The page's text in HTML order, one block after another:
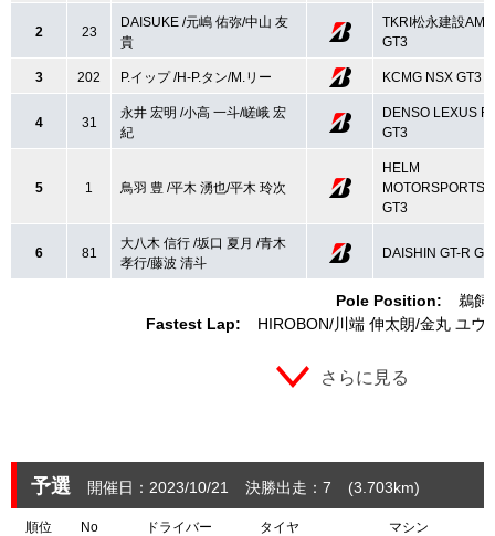
Pole Position:
鵜飼
Fastest Lap:
HIROBON 川端 伸太朗 金丸 ユウ
2 23
DAISUKE /元嶋 佑弥/中山 友
貴
TKRI松永建設AMG
GT3
3 202 P.イップ /H-P.タン/M.リー KCMG NSX GT3
4 31
永井 宏明 /小高 一斗/嵯峨 宏
紀
DENSO LEXUS
GT3
5 1 鳥羽 豊 /平木 湧也/平木 玲次
HELM
MOTORSPORTS
GT3
6 81
大八木 信行 /坂口 夏月 /青木
孝行/藤波 清斗
DAISHIN GT-R
さらに見る
予選 開催日：2023/10/21 決勝出走：7 (3.703km)
順位 No ドライバー タイヤ マシン